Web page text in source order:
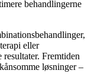
behandlingerne
eller
Fremtiden
løsninger –